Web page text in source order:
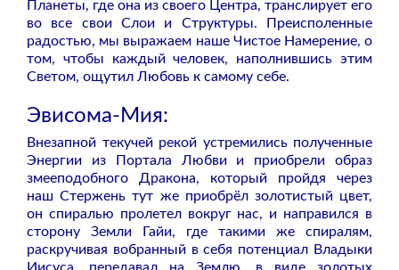
Планеты, где она из своего Центра, транслирует его
во все свои Слои и Структуры. Преисполенные
радостью, мы выражаем наше Чистое Намерение, о
том, чтобы каждый человек, наполнившись этим
Светом, ощутил Любовь к самому себе.
Эвисома-Мия:
Внезапной текучей рекой устремились полученные
Энергии из Портала Любви и приобрели образ
змееподобного Дракона, который пройдя через
наш Стержень тут же приобрёл золотистый цвет,
он спиралью пролетел вокруг нас, и направился в
сторону Земли Гайи, где такими же спиралям,
раскручивая вобранный в себя потенциал Владыки